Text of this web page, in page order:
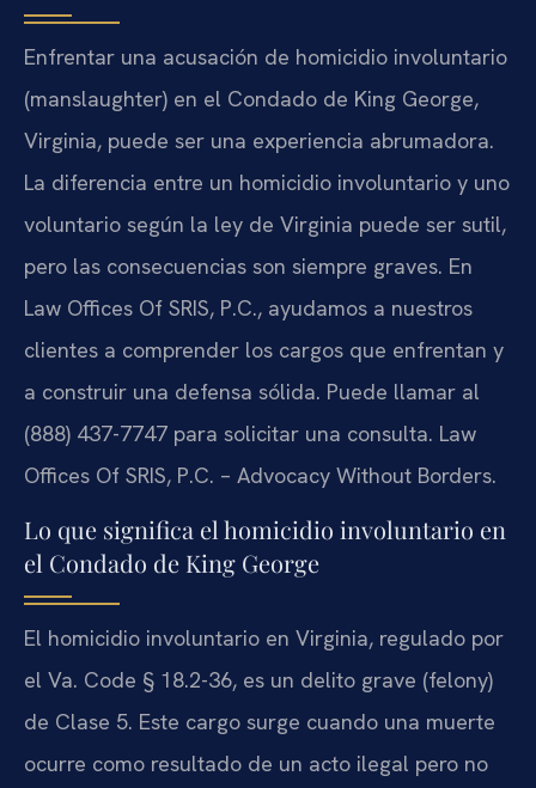
Enfrentar una acusación de homicidio involuntario
(manslaughter) en el Condado de King George,
Virginia, puede ser una experiencia abrumadora.
La diferencia entre un homicidio involuntario y uno
voluntario según la ley de Virginia puede ser sutil,
pero las consecuencias son siempre graves. En
Law Offices Of SRIS, P.C., ayudamos a nuestros
clientes a comprender los cargos que enfrentan y
a construir una defensa sólida. Puede llamar al
(888) 437-7747 para solicitar una consulta. Law
Offices Of SRIS, P.C. – Advocacy Without Borders.
Lo que significa el homicidio involuntario en
el Condado de King George
El homicidio involuntario en Virginia, regulado por
el Va. Code § 18.2-36, es un delito grave (felony)
de Clase 5. Este cargo surge cuando una muerte
ocurre como resultado de un acto ilegal pero no